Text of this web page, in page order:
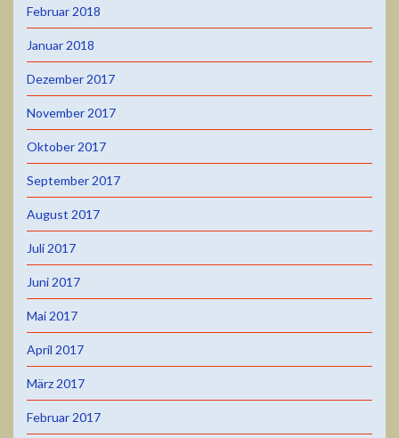
Februar 2018
Januar 2018
Dezember 2017
November 2017
Oktober 2017
September 2017
August 2017
Juli 2017
Juni 2017
Mai 2017
April 2017
März 2017
Februar 2017